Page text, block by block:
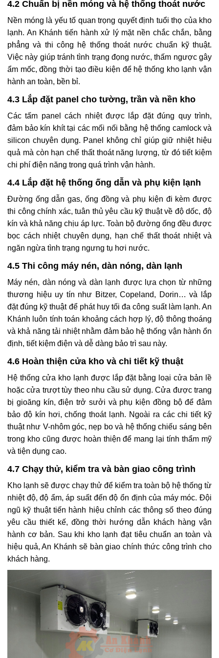
4.2 Chuẩn bị nền móng và hệ thống thoát nước
Nền móng là yếu tố quan trọng quyết định tuổi thọ của kho
lạnh. An Khánh tiến hành xử lý mặt nền chắc chắn, bằng
phẳng và thi công hệ thống thoát nước chuẩn kỹ thuật.
Việc này giúp tránh tình trạng đọng nước, thấm ngược gây
ẩm mốc, đồng thời tạo điều kiện để hệ thống kho lạnh vận
hành an toàn, bền bỉ.
4.3 Lắp đặt panel cho tường, trần và nền kho
Các tấm panel cách nhiệt được lắp đặt đúng quy trình,
đảm bảo kín khít tại các mối nối bằng hệ thống camlock và
silicon chuyên dụng. Panel không chỉ giúp giữ nhiệt hiệu
quả mà còn hạn chế thất thoát năng lượng, từ đó tiết kiệm
chi phí điện năng trong quá trình vận hành.
4.4 Lắp đặt hệ thống ống dẫn và phụ kiện lạnh
Đường ống dẫn gas, ống đồng và phụ kiện đi kèm được
thi công chính xác, tuân thủ yêu cầu kỹ thuật về độ dốc, độ
kín và khả năng chịu áp lực. Toàn bộ đường ống đều được
bọc cách nhiệt chuyên dụng, hạn chế thất thoát nhiệt và
ngăn ngừa tình trạng ngưng tụ hơi nước.
4.5 Thi công máy nén, dàn nóng, dàn lạnh
Máy nén, dàn nóng và dàn lạnh được lựa chọn từ những
thương hiệu uy tín như Bitzer, Copeland, Dorin… và lắp
đặt đúng kỹ thuật để phát huy tối đa công suất làm lạnh. An
Khánh luôn tính toán khoảng cách hợp lý, độ thông thoáng
và khả năng tải nhiệt nhằm đảm bảo hệ thống vận hành ổn
định, tiết kiệm điện và dễ dàng bảo trì sau này.
4.6 Hoàn thiện cửa kho và chi tiết kỹ thuật
Hệ thống cửa kho lạnh được lắp đặt bằng loại cửa bản lề
hoặc cửa trượt tùy theo nhu cầu sử dụng. Cửa được trang
bị gioăng kín, điện trở sưởi và phụ kiện đồng bộ để đảm
bảo độ kín hơi, chống thoát lạnh. Ngoài ra các chi tiết kỹ
thuật như V-nhôm góc, nẹp bo và hệ thống chiếu sáng bên
trong kho cũng được hoàn thiện để mang lại tính thẩm mỹ
và tiện dụng cao.
4.7 Chạy thử, kiểm tra và bàn giao công trình
Kho lạnh sẽ được chạy thử để kiểm tra toàn bộ hệ thống từ
nhiệt độ, độ ẩm, áp suất đến độ ổn định của máy móc. Đội
ngũ kỹ thuật tiến hành hiệu chỉnh các thông số theo đúng
yêu cầu thiết kế, đồng thời hướng dẫn khách hàng vận
hành cơ bản. Sau khi kho lạnh đạt tiêu chuẩn an toàn và
hiệu quả, An Khánh sẽ bàn giao chính thức công trình cho
khách hàng.